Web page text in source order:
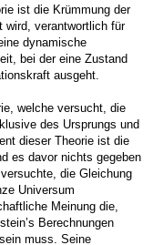
ist die Krümmung der
wird, verantwortlich für
dynamische
bei der eine Zustand
ausgeht.
welche versucht, die
des Ursprungs und
dieser Theorie ist die
es davor nichts gegeben
die Gleichung
Universum
Meinung die,
Berechnungen
muss. Seine